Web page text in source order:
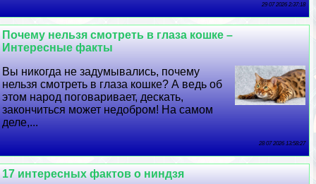
29 07 2026 2:37:18
Почему нельзя смотреть в глаза кошке –
Интересные факты
Вы никогда не задумывались, почему
нельзя смотреть в глаза кошке? А ведь об
этом народ поговаривает, дескать,
закончиться может недобром! На самом
деле,...
28 07 2026 13:58:27
17 интересных фактов о ниндзя